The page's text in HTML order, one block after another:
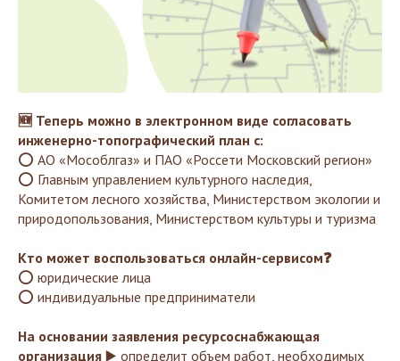
🆕 Теперь можно в электронном виде согласовать
инженерно-топографический план с:
⭕ АО «Мособлгаз» и ПАО «Россети Московский регион»
⭕ Главным управлением культурного наследия,
Комитетом лесного хозяйства, Министерством экологии и
природопользования, Министерством культуры и туризма
Кто может воспользоваться онлайн-сервисом❓
⭕ юридические лица
⭕ индивидуальные предприниматели
На основании заявления ресурсоснабжающая
организация ▶️ определит объем работ, необходимых